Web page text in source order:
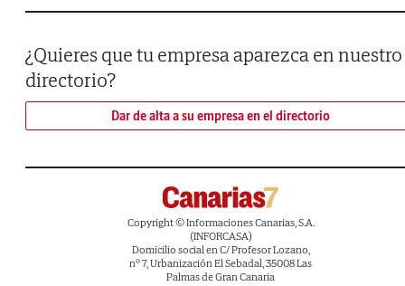
¿Quieres que tu empresa aparezca en nuestro
directorio?
Dar de alta a su empresa en el directorio
Copyright © Informaciones Canarias, S.A.
(INFORCASA)
Domicilio social en C/ Profesor Lozano,
nº 7, Urbanización El Sebadal, 35008 Las
Palmas de Gran Canaria